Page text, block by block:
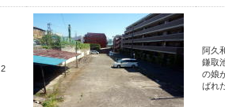
2
阿久
鎌取
の娘
ばれ